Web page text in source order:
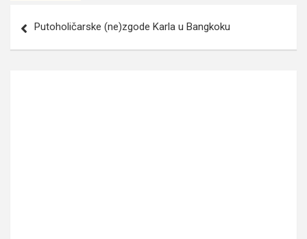
navigation
Putoholičarske (ne)zgode Karla u Bangkoku